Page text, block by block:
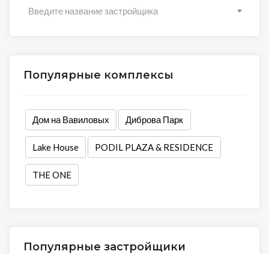
Введите название застройщика
Популярные комплексы
Дом на Вавиловых Диброва Парк
Lake House PODIL PLAZA & RESIDENCE
THE ONE
Популярные застройщики